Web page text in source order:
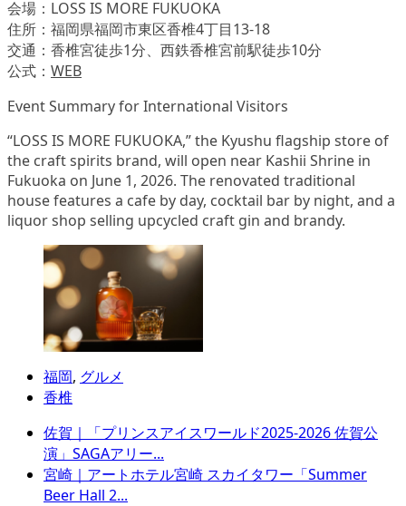
会場：LOSS IS MORE FUKUOKA
住所：福岡県福岡市東区香椎4丁目13-18
交通：香椎宮徒歩1分、西鉄香椎宮前駅徒歩10分
公式： WEB
Event Summary for International Visitors
“LOSS IS MORE FUKUOKA,” the Kyushu flagship store of
the craft spirits brand, will open near Kashii Shrine in
Fukuoka on June 1, 2026. The renovated traditional
house features a cafe by day, cocktail bar by night, and a
liquor shop selling upcycled craft gin and brandy.
福岡, グルメ
香椎
佐賀｜「プリンスアイスワールド2025-2026 佐賀公
演」SAGAアリー...
宮崎｜アートホテル宮崎 スカイタワー「Summer
Beer Hall 2...